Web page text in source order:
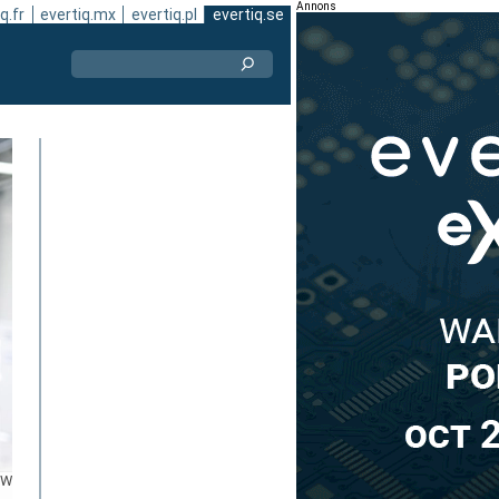
evertiq.mx evertiq.pl evertiq.se Annons